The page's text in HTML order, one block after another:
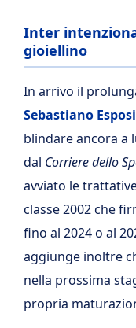
Inter
gioiellino
In arrivo il
Sebastiano
blindare ancora a
dal Corriere dello
avviato le
classe 2002 che
fino al 2024 o al
aggiunge inoltre
nella prossima
propria